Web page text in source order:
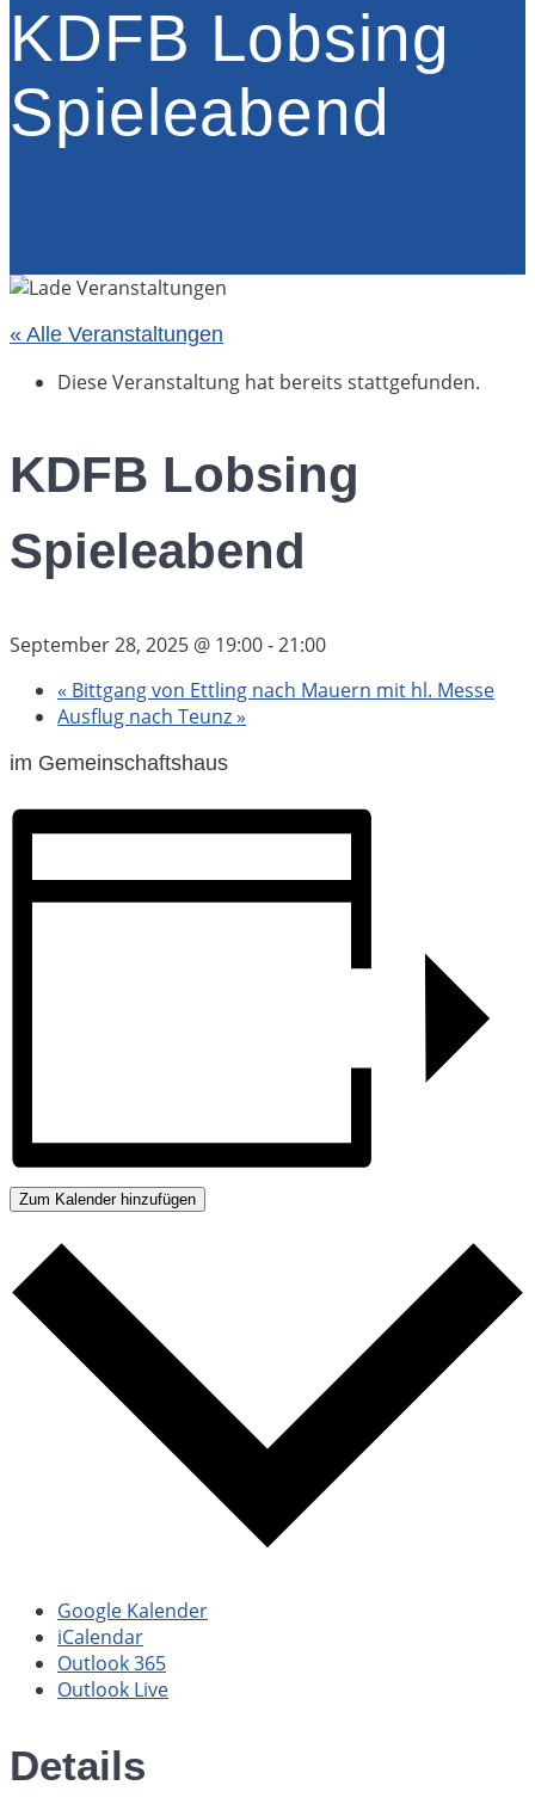
KDFB Lobsing
Spieleabend
« Alle Veranstaltungen
Diese Veranstaltung hat bereits stattgefunden.
KDFB Lobsing
Spieleabend
September 28, 2025 @ 19:00-21:00
« Bittgang von Ettling nach Mauern mit hl. Messe
Ausflug nach Teunz»
im Gemeinschaftshaus
Zum Kalender hinzufügen
Google Kalender
iCalendar
Outlook 365
Outlook Live
Details